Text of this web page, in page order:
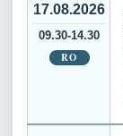
17.08.2026
09.30-14.30
RO